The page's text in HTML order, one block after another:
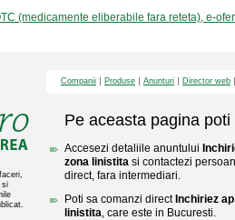
(medicamente eliberabile fara reteta), e-
si
Companii Produse Anunturi Director web
Pe aceasta pagina poti
Accesezi detaliile anuntului
zona linistita si contactezi
direct, fara intermediari.
Poti sa comanzi direct Inchiriez
linistita, care este in Bucuresti.